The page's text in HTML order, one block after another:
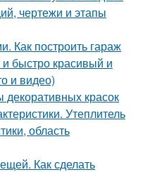
чертежи и этапы
Как построить гараж
быстро красивый и
и видео)
декоративных красок
Утеплитель
область
Как сделать